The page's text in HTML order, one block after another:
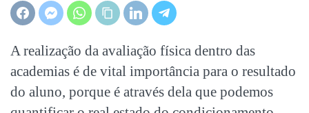
A realização da avaliação física dentro das
academias é de vital importância para o resultado
do aluno, porque é através dela que podemos